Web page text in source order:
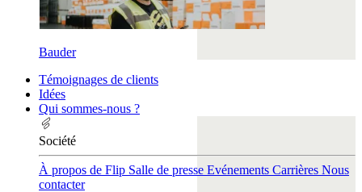
Bauder
Témoignages de clients
Idées
Qui sommes-nous ?
Société
À propos de Flip Salle de presse Evénements Carrières Nous
contacter